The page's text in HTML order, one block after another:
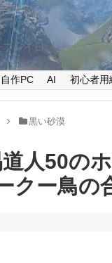
レイ日記
自作PC AI 初心者用
黒い砂漠
人50の
クー鳥の